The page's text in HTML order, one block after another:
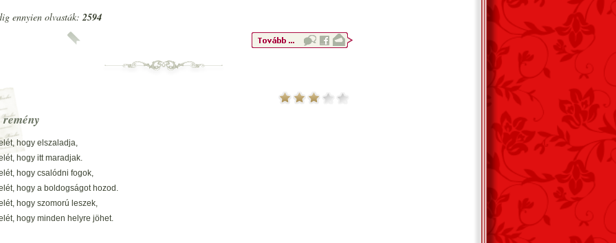
nem is adja ?t vissza.
kislány kezében egy rózsát szorongat,
a Tisza még jobban morajlik,
csapnak mérges habjai.
kislány kezében a rózsával
Tisza habjában.
ennyien olvasták:2594
remény
hogy elszaladja,
hogy itt maradjak.
hogy csalódni fogok,
hogy a boldogságot hozod.
hogy szomorú leszek,
hogy minden helyre jöhet.